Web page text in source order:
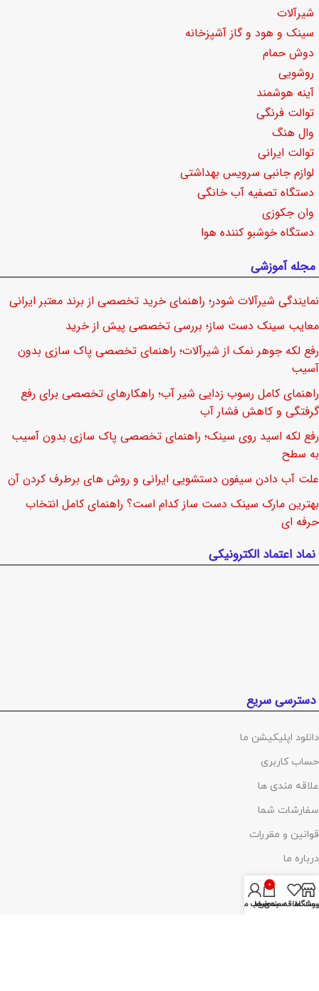
شیرآلات
سینک و هود و گاز آشپزخانه
دوش حمام
روشویی
آینه هوشمند
توالت فرنگی
وال هنگ
توالت ایرانی
لوازم جانبی سرویس بهداشتی
دستگاه تصفیه آب خانگی
وان جکوزی
دستگاه خوشبو کننده هوا
مجله آموزشی
نمایندگی شیرآلات شودر؛ راهنمای خرید تخصصی از برند معتبر ایرانی
معایب سینک دست ساز؛ بررسی تخصصی پیش از خرید
رفع لکه جوهر نمک از شیرآلات؛ راهنمای تخصصی پاک سازی بدون
آسیب
راهنمای کامل رسوب زدایی شیر آب؛ راهکارهای تخصصی برای رفع
گرفتگی و کاهش فشار آب
رفع لکه اسید روی سینک؛ راهنمای تخصصی پاک سازی بدون آسیب
به سطح
علت آب دادن سیفون دستشویی ایرانی و روش های برطرف کردن آن
بهترین مارک سینک دست ساز کدام است؟ راهنمای کامل انتخاب
حرفه ای
نماد اعتماد الکترونیکی
دسترسی سریع
دانلود اپلیکیشن ما
حساب کاربری
علاقه مندی ها
سفارشات شما
قوانین و مقررات
درباره ما
تماس با ما
علاقه مندی ها
0
سبد خرید
حساب من